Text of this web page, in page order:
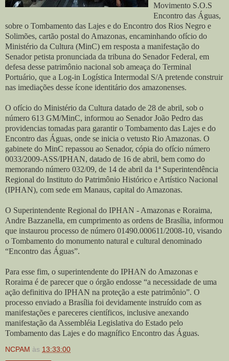
Movimento S.O.S
Encontro das Águas,
sobre o Tombamento das Lajes e do Encontro dos Rios Negro e
Solimões, cartão postal do Amazonas, encaminhando ofício do
Ministério da Cultura (MinC) em resposta a manifestação do
Senador petista pronunciada da tribuna do Senador Federal, em
defesa desse patrimônio nacional sob ameaça do Terminal
Portuário, que a Log-in Logística Intermodal S/A pretende construir
nas imediações desse ícone identitário dos amazonenses.
O ofício do Ministério da Cultura datado de 28 de abril, sob o
número 613 GM/MinC, informou ao Senador João Pedro das
providencias tomadas para garantir o Tombamento das Lajes e do
Encontro das Águas, onde se inicia o vetusto Rio Amazonas. O
gabinete do MinC repassou ao Senador, cópia do ofício número
0033/2009-ASS/IPHAN, datado de 16 de abril, bem como do
memorando número 032/09, de 14 de abril da 1ª Superintendência
Regional do Instituto do Patrimônio Histórico e Artístico Nacional
(IPHAN), com sede em Manaus, capital do Amazonas.
O Superintendente Regional do IPHAN - Amazonas e Roraima,
Andre Bazzanella, em cumprimento as ordens de Brasília, informou
que instaurou processo de número 01490.000611/2008-10, visando
o Tombamento do monumento natural e cultural denominado
“Encontro das Águas”.
Para esse fim, o superintendente do IPHAN do Amazonas e
Roraima é de parecer que o órgão endosse “a necessidade de uma
ação definitiva do IPHAN na proteção a este patrimônio”. O
processo enviado a Brasília foi devidamente instruído com as
manifestações e pareceres científicos, inclusive anexando
manifestação da Assembléia Legislativa do Estado pelo
Tombamento das Lajes e do magnífico Encontro das Águas.
NCPAM às 13:33:00